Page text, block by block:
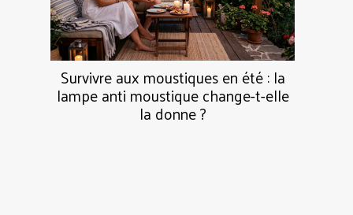
Survivre aux moustiques en été : la
lampe anti moustique change-t-elle
la donne ?